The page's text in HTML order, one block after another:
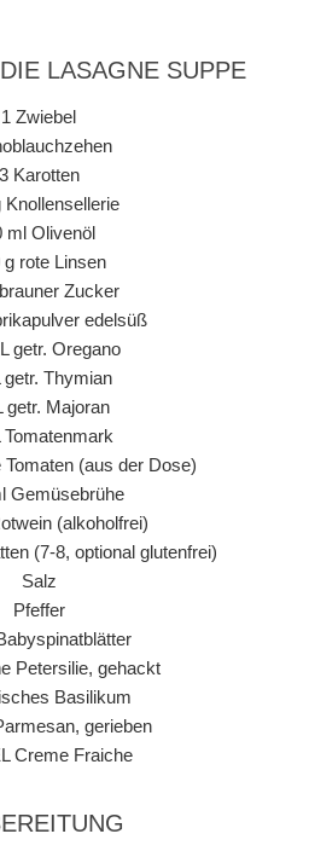
LASAGNE SUPPE
1 Zwiebel
3 Karotten
Knollensellerie
ml Olivenöl
g rote Linsen
Zucker
edelsüß
getr. Oregano
getr. Thymian
getr. Majoran
Tomatenmark
(aus der Dose)
Gemüsebrühe
(alkoholfrei)
(7-8, optional glutenfrei)
Salz
Pfeffer
Petersilie, gehackt
Basilikum
gerieben
Creme Fraiche